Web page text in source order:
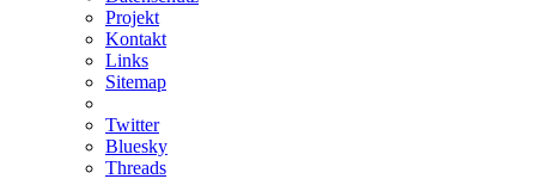
Projekt
Kontakt
Links
Sitemap
Twitter
Bluesky
Threads